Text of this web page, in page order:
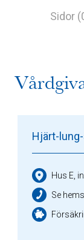
Sidor
Hjärt-
Hus E,
Se